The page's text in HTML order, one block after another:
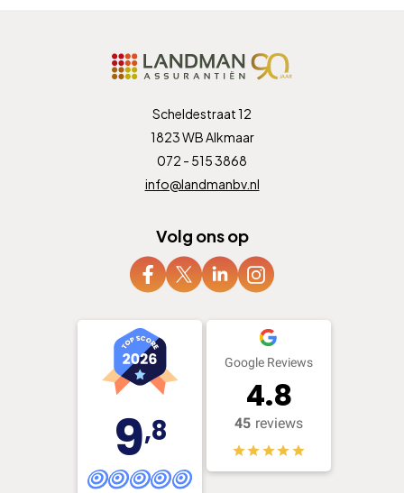
Scheldestraat 12
1823 WB Alkmaar
072 - 515 3868
info@landmanbv.nl
Volg ons op
9,8
Google Reviews
4.8
45 reviews